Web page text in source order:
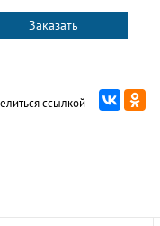
Заказать
ссылкой